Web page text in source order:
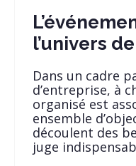
l’univers
Dans un cadre
d’entreprise, à
organisé est
ensemble
découlent des
juge